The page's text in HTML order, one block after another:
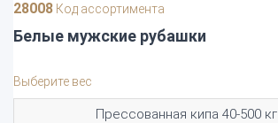
28008 Код ассортимента
Белые мужские рубашки
Выберите вес
Прессованная кипа 40-500 кг